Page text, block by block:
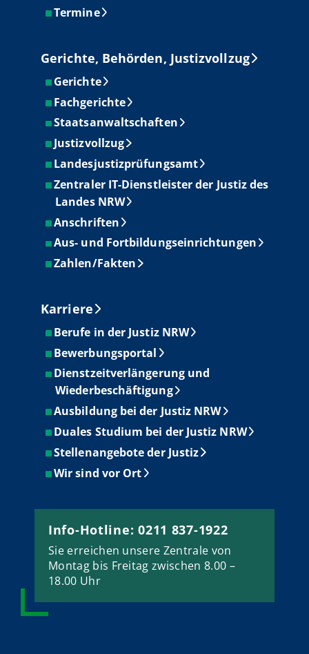
Termine
Gerichte, Behörden, Justizvollzug
Gerichte
Fachgerichte
Staatsanwaltschaften
Justizvollzug
Landesjustizprüfungsamt
Zentraler IT-Dienstleister der Justiz des
Landes NRW
Anschriften
Aus- und Fortbildungseinrichtungen
Zahlen/Fakten
Karriere
Berufe in der Justiz NRW
Bewerbungsportal
Dienstzeitverlängerung und
Wiederbeschäftigung
Ausbildung bei der Justiz NRW
Duales Studium bei der Justiz NRW
Stellenangebote der Justiz
Wir sind vor Ort
Info-Hotline: 0211 837-1922
Sie erreichen unsere Zentrale von
Montag bis Freitag zwischen 8.00 –
18.00 Uhr